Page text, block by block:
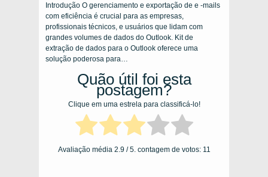
Introdução O gerenciamento e exportação de e -mails
com eficiência é crucial para as empresas,
profissionais técnicos, e usuários que lidam com
grandes volumes de dados do Outlook. Kit de
extração de dados para o Outlook oferece uma
solução poderosa para…
Quão útil foi esta
postagem?
Clique em uma estrela para classificá-lo!
Avaliação média 2.9 / 5. contagem de votos: 11